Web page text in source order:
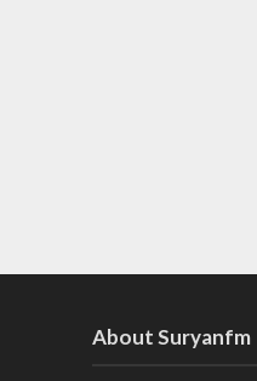
About Suryanfm